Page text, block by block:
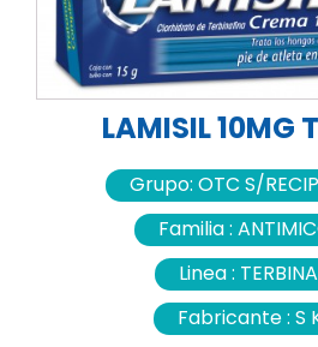
LAMISIL 10MG
Grupo: OTC S/
Familia :
Linea :
Fabricante : S